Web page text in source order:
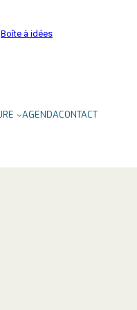
Boîte à idées
AGENDACONTACT